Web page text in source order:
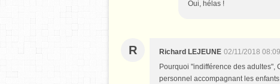
Oui, hélas !
R Richard LEJEUNE 02/11/2018 08:09
Pourquoi "indifférence des adultes",
personnel accompagnant les